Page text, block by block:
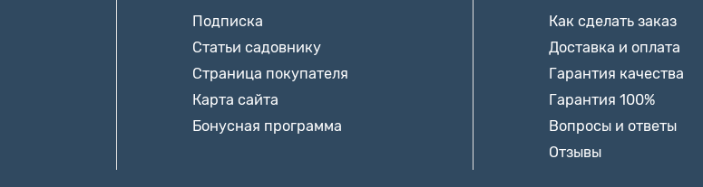
Подписка
Статьи садовнику
Страница покупателя
Карта сайта
Бонусная программа
Как сделать заказ
Доставка и оплата
Гарантия качества
Гарантия 100%
Вопросы и ответы
Отзывы